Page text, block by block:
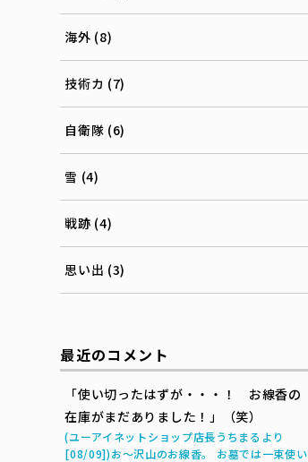
海外 (8)
技術カ (7)
自衛隊 (6)
雪 (4)
戦跡 (4)
思い出 (3)
最近のコメント
「使い切ったはずが・・・！ お線香の
在庫がまだありました！」（笑）
(ユーアイネットショップ店長うちまるより
[08/09])お～沢山のお線香。 お墓では一束使い